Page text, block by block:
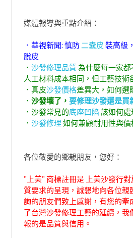
媒體報導與重點介紹：
．華視新聞: 慎防二囊皮 裝高級
脫皮
． 沙發修理品質為什麼每一家
人工材料成本相同，但工藝技術
．真皮沙發價格差異大，如何選
． 沙發壞了， 要修理沙發還是買
．沙發常見的底座凹陷 該如何處
． 沙發修理 如何兼顧耐用性與價
各位敬愛的鄉親朋友，您好：
"上美" 商標註冊是 上美沙發行
質要求的呈現，誠懇地向各位親
詢的朋友們致上感謝，有您的牽
了台灣沙發修理工藝的延續，我
報的是品質與信用。